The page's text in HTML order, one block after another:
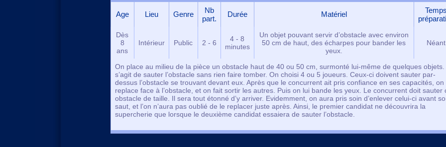
Age Lieu Genre
Nb
part.
Durée Matériel
Dès
8
ans
Intérieur Public 2 - 6
4 - 8
minutes
Un objet pouvant servir d’obstacle avec environ
50 cm de haut, des écharpes pour bander les
yeux.
Néant
On place au milieu de la pièce un obstacle haut de 40 ou 50 cm, surmonté lui-même de quelques objets.
s’agit de sauter l’obstacle sans rien faire tomber. On choisi 4 ou 5 joueurs. Ceux-ci doivent sauter par-
dessus l’obstacle se trouvant devant eux. Après que le concurrent ait pris confiance en ses capacités, on
replace face à l’obstacle, et on fait sortir les autres. Puis on lui bande les yeux. Le concurrent doit sauter
obstacle de taille. Il sera tout étonné d’y arriver. Evidemment, on aura pris soin d’enlever celui-ci avant
saut, et l’on n’aura pas oublié de le replacer juste après. Ainsi, le premier candidat ne découvrira la
supercherie que lorsque le deuxième candidat essaiera de sauter l’obstacle.